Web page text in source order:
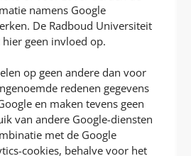
namens Google
De Radboud Universiteit
hier geen invloed op.
op geen andere dan voor
redenen gegevens
en maken tevens geen
van andere Google-diensten
met de Google
cookies, behalve voor het